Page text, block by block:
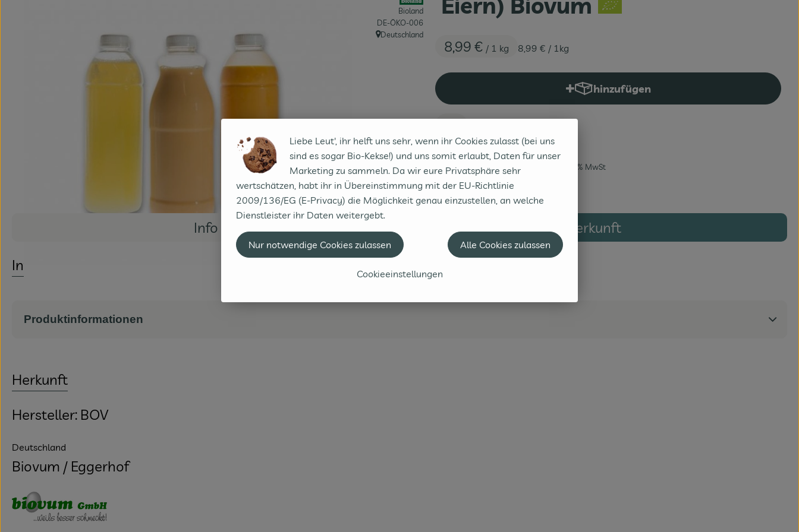
8,99 € / 1 kg 8,99 € / 1kg
Bioland
, Kontrollstelle:
DE-ÖKO-006
, Herkunft:
Deutschland
hinzufügen
Produkt zum Warenkorb hinzufügen
#30546 8,99 € / 1 kg 7% MwSt
Info Herkunft
Info
Produktinformationen
Herkunft
Hersteller: BOV
Deutschland
Biovum / Eggerhof
Liebe Leut', ihr helft uns sehr, wenn ihr Cookies zulasst (bei uns
sind es sogar Bio-Kekse!) und uns somit erlaubt, Daten für unser
Marketing zu sammeln. Da wir eure Privatsphäre sehr
wertschätzen, habt ihr in Übereinstimmung mit der EU-Richtlinie
2009/136/EG (E-Privacy) die Möglichkeit genau einzustellen, an welche
Dienstleister ihr Daten weitergebt.
Cookieeinstellungen
Nur notwendige Cookies zulassen Alle Cookies zulassen